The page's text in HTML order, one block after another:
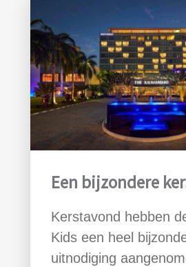
Een bijzondere
Kerstavond hebben
Kids een heel
uitnodiging